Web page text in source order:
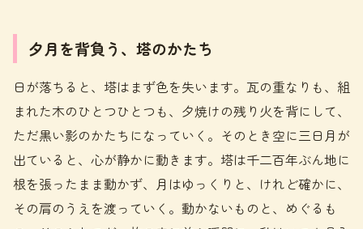
夕月を背負う、塔のかたち
日が落ちると、塔はまず色を失います。瓦の重なりも、組
まれた木のひとつひとつも、夕焼けの残り火を背にして、
ただ黒い影のかたちになっていく。そのとき空に三日月が
出ていると、心が静かに動きます。塔は千二百年ぶん地に
根を張ったまま動かず、月はゆっくりと、けれど確かに、
その肩のうえを渡っていく。動かないものと、めぐるも